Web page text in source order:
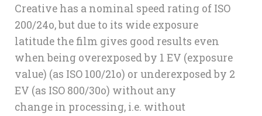
Creative has a nominal speed rating of ISO
200/24o, but due to its wide exposure
latitude the film gives good results even
when being overexposed by 1 EV (exposure
value) (as ISO 100/21o) or underexposed by 2
EV (as ISO 800/30o) without any
change in processing, i.e. without